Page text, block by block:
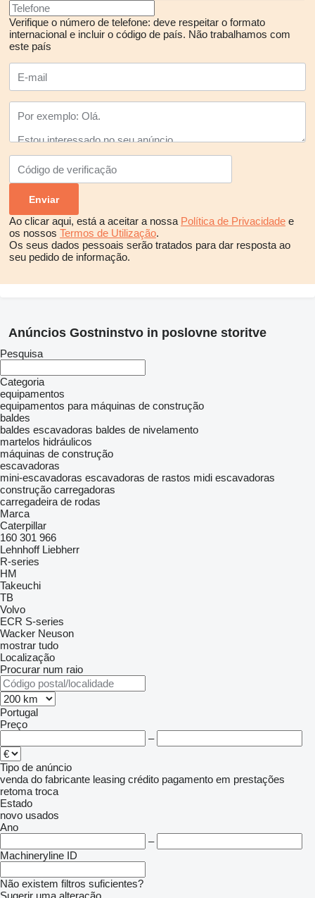
Verifique o número de telefone: deve respeitar o formato
internacional e incluir o código de país. Não trabalhamos com
este país
Ao clicar aqui, está a aceitar a nossa Política de Privacidade e
os nossos Termos de Utilização.
Os seus dados pessoais serão tratados para dar resposta ao
seu pedido de informação.
Anúncios Gostninstvo in poslovne storitve
Pesquisa
Categoria
equipamentos
equipamentos para máquinas de construção
baldes
baldes escavadoras baldes de nivelamento
martelos hidráulicos
máquinas de construção
escavadoras
mini-escavadoras escavadoras de rastos midi escavadoras
construção carregadoras
carregadeira de rodas
Marca
Caterpillar
160 301 966
Lehnhoff Liebherr
R-series
HM
Takeuchi
TB
Volvo
ECR S-series
Wacker Neuson
mostrar tudo
Localização
Procurar num raio
Portugal
Preço
–
Tipo de anúncio
venda do fabricante leasing crédito pagamento em prestações
retoma troca
Estado
novo usados
Ano
–
Machineryline ID
Não existem filtros suficientes?
Sugerir uma alteração